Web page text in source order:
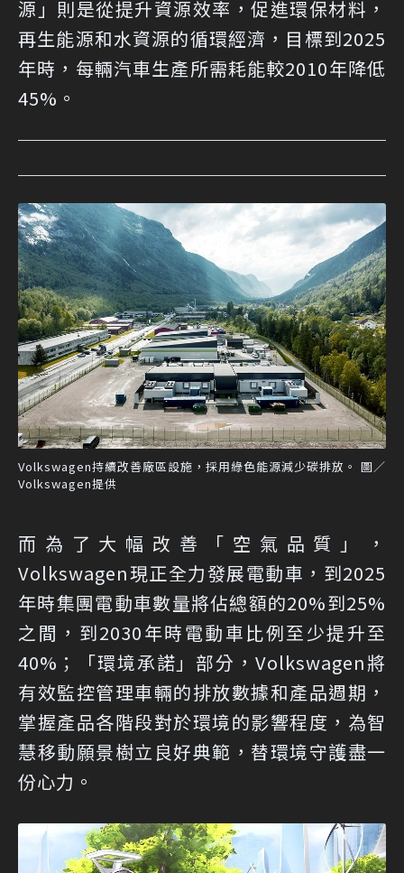
源」則是從提升資源效率，促進環保材料，
再生能源和水資源的循環經濟，目標到2025
年時，每輛汽車生產所需耗能較2010年降低
45%。
Volkswagen持續改善廠區設施，採用綠色能源減少碳排放。 圖／
Volkswagen提供
而為了大幅改善「空氣品質」，
Volkswagen現正全力發展電動車，到2025
年時集團電動車數量將佔總額的20%到25%
之間，到2030年時電動車比例至少提升至
40%；「環境承諾」部分，Volkswagen將
有效監控管理車輛的排放數據和產品週期，
掌握產品各階段對於環境的影響程度，為智
慧移動願景樹立良好典範，替環境守護盡一
份心力。